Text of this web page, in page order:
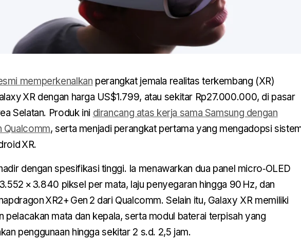
memperkenalkan perangkat jemala realitas terkembang (XR)
XR dengan harga US$1.799, atau sekitar Rp27.000.000, di pasar
Selatan. Produk ini dirancang atas kerja sama Samsung dengan
Qualcomm, serta menjadi perangkat pertama yang mengadopsi
XR.
dengan spesifikasi tinggi. Ia menawarkan dua panel micro‑OLED
× 3.840 piksel per mata, laju penyegaran hingga 90 Hz, dan
XR2+ Gen 2 dari Qualcomm. Selain itu, Galaxy XR memiliki
pelacakan mata dan kepala, serta modul baterai terpisah yang
penggunaan hingga sekitar 2 s.d. 2,5 jam.